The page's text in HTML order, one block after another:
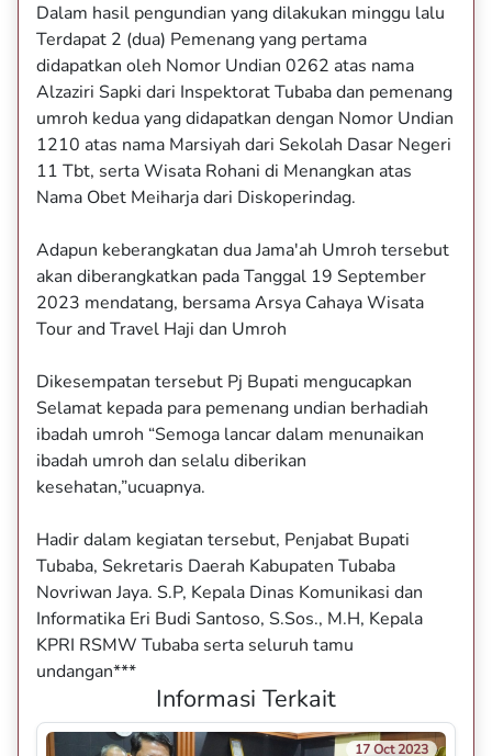
Dalam hasil pengundian yang dilakukan minggu lalu
Terdapat 2 (dua) Pemenang yang pertama
didapatkan oleh Nomor Undian 0262 atas nama
Alzaziri Sapki dari Inspektorat Tubaba dan pemenang
umroh kedua yang didapatkan dengan Nomor Undian
1210 atas nama Marsiyah dari Sekolah Dasar Negeri
11 Tbt, serta Wisata Rohani di Menangkan atas
Nama Obet Meiharja dari Diskoperindag.
Adapun keberangkatan dua Jama'ah Umroh tersebut
akan diberangkatkan pada Tanggal 19 September
2023 mendatang, bersama Arsya Cahaya Wisata
Tour and Travel Haji dan Umroh
Dikesempatan tersebut Pj Bupati mengucapkan
Selamat kepada para pemenang undian berhadiah
ibadah umroh “Semoga lancar dalam menunaikan
ibadah umroh dan selalu diberikan
kesehatan,”ucuapnya.
Hadir dalam kegiatan tersebut, Penjabat Bupati
Tubaba, Sekretaris Daerah Kabupaten Tubaba
Novriwan Jaya. S.P, Kepala Dinas Komunikasi dan
Informatika Eri Budi Santoso, S.Sos., M.H, Kepala
KPRI RSMW Tubaba serta seluruh tamu
undangan***
Informasi Terkait
17 Oct 2023